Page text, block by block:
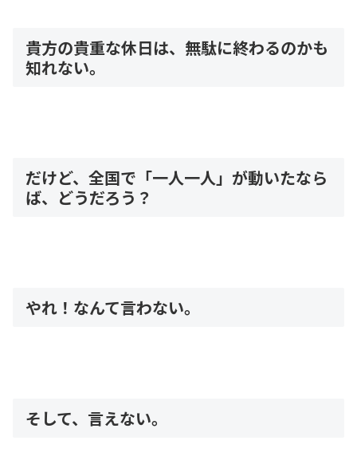
貴方の貴重な休日は、無駄に終わるのかも
知れない。
だけど、全国で「一人一人」が動いたなら
ば、どうだろう？
やれ！なんて言わない。
そして、言えない。